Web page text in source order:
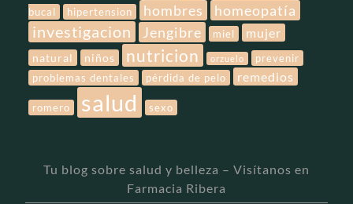
bucal
hipertension hombres homeopatía
investigacion Jengibre miel mujer
natural niños nutricion orzuelo
prevenir
problemas dentales
pérdida de pelo remedios
romero salud sexo
Tu blog sobre salud y belleza – Visítanos en
Farmacia Ribera